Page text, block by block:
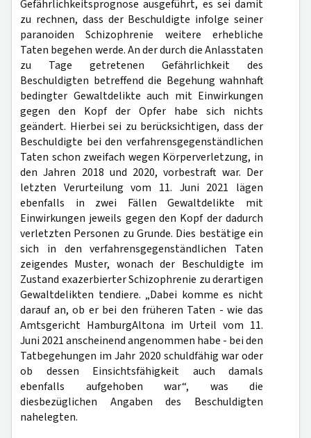
Gefährlichkeitsprognose ausgeführt, es sei damit
zu rechnen, dass der Beschuldigte infolge seiner
paranoiden Schizophrenie weitere erhebliche
Taten begehen werde. An der durch die Anlasstaten
zu Tage getretenen Gefährlichkeit des
Beschuldigten betreffend die Begehung wahnhaft
bedingter Gewaltdelikte auch mit Einwirkungen
gegen den Kopf der Opfer habe sich nichts
geändert. Hierbei sei zu berücksichtigen, dass der
Beschuldigte bei den verfahrensgegenständlichen
Taten schon zweifach wegen Körperverletzung, in
den Jahren 2018 und 2020, vorbestraft war. Der
letzten Verurteilung vom 11. Juni 2021 lägen
ebenfalls in zwei Fällen Gewaltdelikte mit
Einwirkungen jeweils gegen den Kopf der dadurch
verletzten Personen zu Grunde. Dies bestätige ein
sich in den verfahrensgegenständlichen Taten
zeigendes Muster, wonach der Beschuldigte im
Zustand exazerbierter Schizophrenie zu derartigen
Gewaltdelikten tendiere. „Dabei komme es nicht
darauf an, ob er bei den früheren Taten - wie das
Amtsgericht HamburgAltona im Urteil vom 11.
Juni 2021 anscheinend angenommen habe - bei den
Tatbegehungen im Jahr 2020 schuldfähig war oder
ob dessen Einsichtsfähigkeit auch damals
ebenfalls aufgehoben war“, was die
diesbezüglichen Angaben des Beschuldigten
nahelegten.